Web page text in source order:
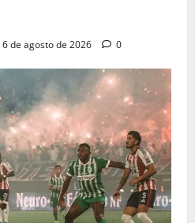
6 de agosto de 2026 0